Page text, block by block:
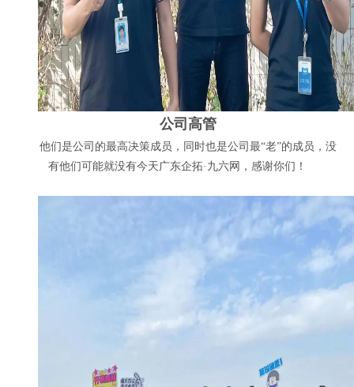
公司高管
他们是公司的最高决策成员，同时也是公司最“老”的成员，没
有他们可能就没有今天广东企拓·九六网，感谢你们！